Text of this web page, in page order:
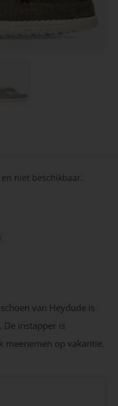
niet beschikbaar.
van Heydude is
De instapper is
op vakantie.